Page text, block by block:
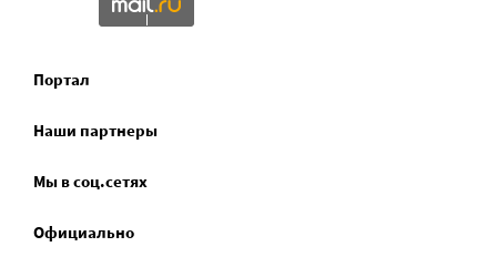
Портал
Наши партнеры
Мы в соц.сетях
Официально